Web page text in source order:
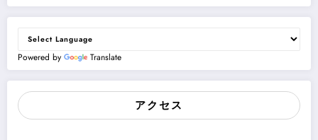
Powered by Translate
アクセス